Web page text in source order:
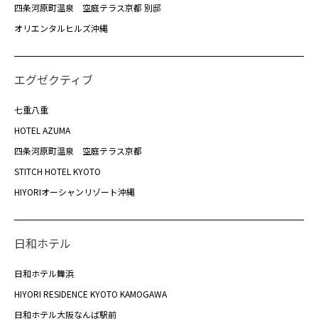
四条河原町温泉 空庭テラス京都 別邸
オリエンタルヒルズ沖縄
エグゼクティブ
七重八重
HOTEL AZUMA
四条河原町温泉 空庭テラス京都
STITCH HOTEL KYOTO
HIYORIオーシャンリゾート沖縄
日和ホテル
日和ホテル舞浜
HIYORI RESIDENCE KYOTO KAMOGAWA
日和ホテル大阪なんば駅前